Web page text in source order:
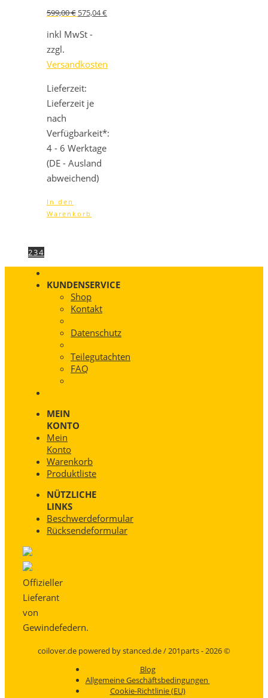
599,00€ Ursprünglicher
war:
575,04€Aktueller
inkl MwSt -
zzgl.
Versandkosten
Lieferzeit:
Lieferzeit je
nach
Verfügbarkeit*:
4 - 6 Werktage
(DE - Ausland
abweichend)
In den
Warenkorb
234
KUNDENSERVICE
Shop
Kontakt
Datenschutz
Teilegutachten
FAQ
MEIN
KONTO
Mein
Konto
Warenkorb
Produktliste
NÜTZLICHE
LINKS
Beschwerdeformular
Rücksendeformular
Offizieller
Lieferant
von
Gewindefedern.
coilover.de powered by stanced.de / 201parts - 2026 ©
Blog
Allgemeine Geschäftsbedingungen
Cookie-Richtlinie (EU)